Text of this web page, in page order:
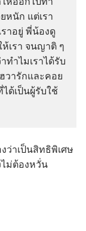
หนัก แต่​เรา​
า​อยู่ พี่​น้อง​ดู​
ห้​เรา จน​ญาติ ๆ
ทำไม​เรา​ได้​รับ​
วา​รัก​และ​คอย​
ด้​เป็น​ผู้​รับใช้​
ว่า​เป็น​สิทธิ​พิเศษ​
ไม่​ต้อง​หวั่น​